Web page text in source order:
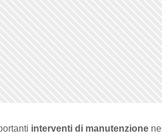
interventi di manutenzione nel